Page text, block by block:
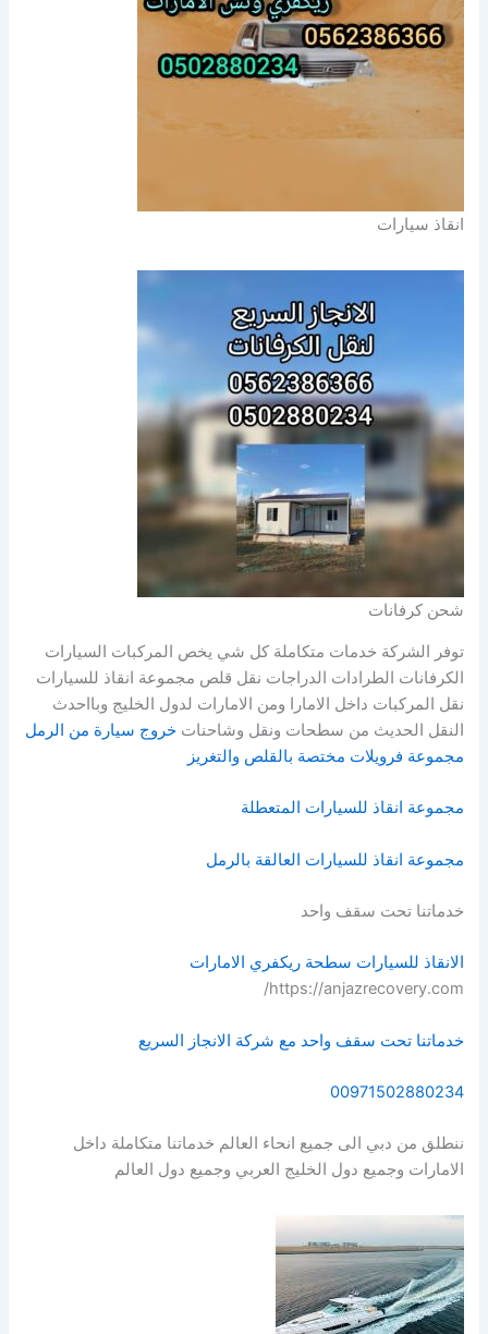
انقاذ سيارات
شحن كرفانات
توفر الشركة خدمات متكاملة كل شي يخص المركبات السيارات
الكرفانات الطرادات الدراجات نقل قلص مجموعة انقاذ للسيارات
نقل المركبات داخل الامارا ومن الامارات لدول الخليج وبااحدث
النقل الحديث من سطحات ونقل وشاحناتخروج سيارة من الرمل
مجموعة فرويلات مختصة بالقلص والتغريز
مجموعة انقاذ للسيارات المتعطلة
مجموعة انقاذ للسيارات العالقة بالرمل
خدماتنا تحت سقف واحد
الانقاذ للسيارات سطحة ريكفري الامارات
https://anjazrecovery.com/
خدماتنا تحت سقف واحد مع شركة الانجاز السريع
00971502880234
ننطلق من دبي الى جميع انحاء العالم خدماتنا متكاملة داخل
الامارات وجميع دول الخليج العربي وجميع دول العالم